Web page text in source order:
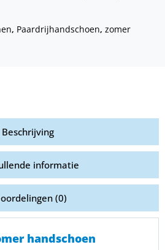
, Paardrijhandschoen, zomer
Beschrijving
informatie
(0)
handschoen